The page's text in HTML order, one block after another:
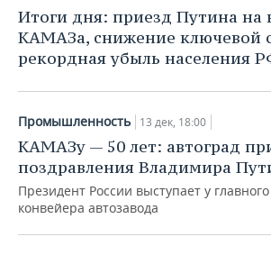
НЕФТЕХИМИЯ
НЕФТЬ
ОПК
ЭНЕРГЕТИКА
РОЗНИЧНАЯ ТОРГОВЛЯ
УСЛУГИ
НОВОСТИ ТЕХНОЛОГИЙ
МЕДИА
ТЕЛЕКОММУНИКАЦИИ
МЕРОПРИЯТИЯ
ВЫЕЗДНАЯ РЕДАКЦИЯ
БИЗНЕС-БРАНЧИ
ONLINE-КОНФЕРЕНЦИИ
ОТКРЫТАЯ ЛЕКЦИЯ
НОВОСТИ СПОРТА
ФУТБОЛ
ХОККЕЙ
БАСКЕТБОЛ
ОБЩЕСТВО
НОВОСТИ ОБЩЕСТВА
ВЛАСТЬ
ИНФРАСТРУКТУРА
ФОТОГАЛЕРЕЯ
СЮЖЕТЫ
Итоги дня: приезд Путина на
КАМАЗа, снижение ключевой
рекордная убыль населения
Промышленность 13 дек, 18:00
КАМАЗу — 50 лет: автоград
поздравления Владимира
Президент России выступает у
конвейера автозавода